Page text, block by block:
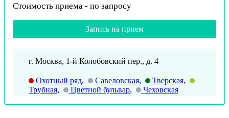
Стоимость приема - по запросу
Запись на прием
г. Москва, 1-й Колобовский пер., д. 4
Охотный ряд, Савеловская, Тверская,
Трубная, Цветной бульвар, Чеховская